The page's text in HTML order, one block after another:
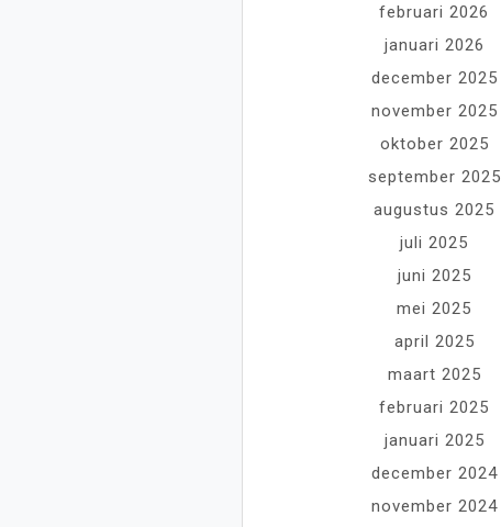
februari 2026
januari 2026
december 2025
november 2025
oktober 2025
september 2025
augustus 2025
juli 2025
juni 2025
mei 2025
april 2025
maart 2025
februari 2025
januari 2025
december 2024
november 2024